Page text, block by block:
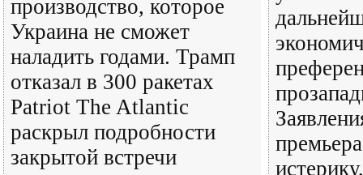
производство, которое
Украина не сможет
наладить годами. Трамп
отказал в 300 ракетах
Patriot The Atlantic
раскрыл подробности
закрытой встречи